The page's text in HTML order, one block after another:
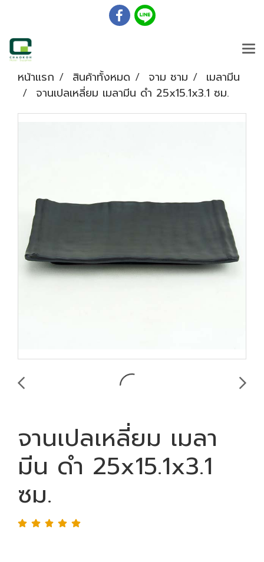
หน้าแรก สินค้าทั้งหมด จาม ชาม
เมลามีน
จานเปลเหลี่ยม เมลามีน ดำ 25x15.1x3.1 ซม.
จานเปลเหลี่ยม เมลา
มีน ดำ 25x15.1x3.1
ซม.